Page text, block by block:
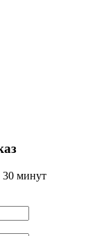
30 минут